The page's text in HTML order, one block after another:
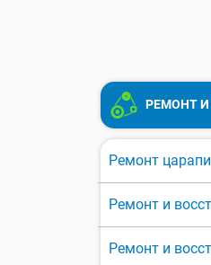
РЕМОНТ
Ремонт
Ремонт и
Ремонт и